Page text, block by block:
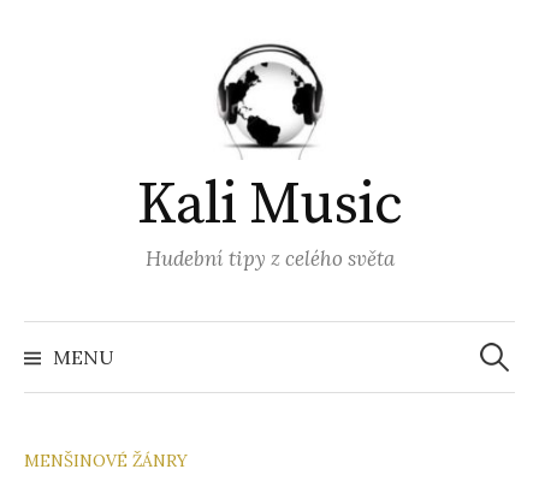
Kali Music
Hudební tipy z celého světa
MENU
MENŠINOVÉ ŽÁNRY